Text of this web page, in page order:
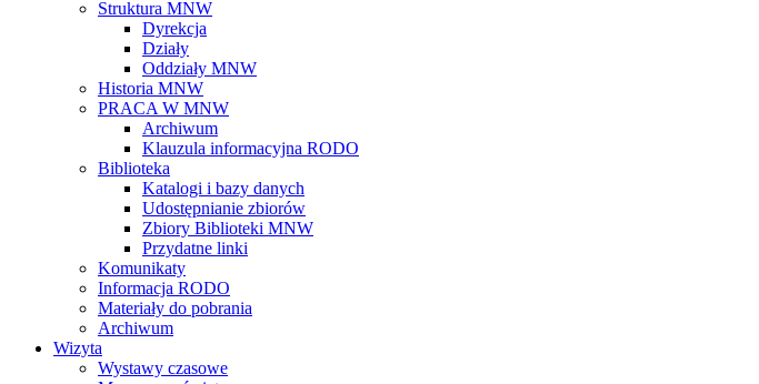
Struktura MNW
Dyrekcja
Działy
Oddziały MNW
Historia MNW
PRACA W MNW
Archiwum
Klauzula informacyjna RODO
Biblioteka
Katalogi i bazy danych
Udostępnianie zbiorów
Zbiory Biblioteki MNW
Przydatne linki
Komunikaty
Informacja RODO
Materiały do pobrania
Archiwum
Wizyta
Wystawy czasowe